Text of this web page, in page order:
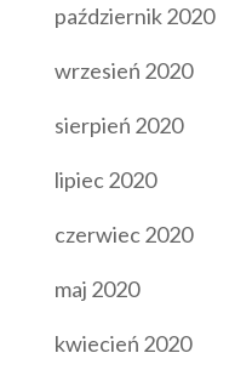
październik 2020
wrzesień 2020
sierpień 2020
lipiec 2020
czerwiec 2020
maj 2020
kwiecień 2020